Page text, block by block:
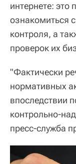
интернете:
ознакомиться
контроля, а
проверок их
"Фактически
нормативных
впоследствии
контрольно-
пресс-служба